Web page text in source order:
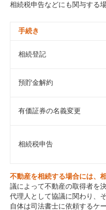
相続税申告などにも関与する
手続き
相続登記
預貯金解約
有価証券の名義変更
相続税申告
不動産を相続する場合には、
議によって不動産の取得者を
代理人として協議に関わり、
自体は司法書士に依頼するケ